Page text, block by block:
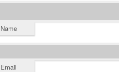
Name
Email